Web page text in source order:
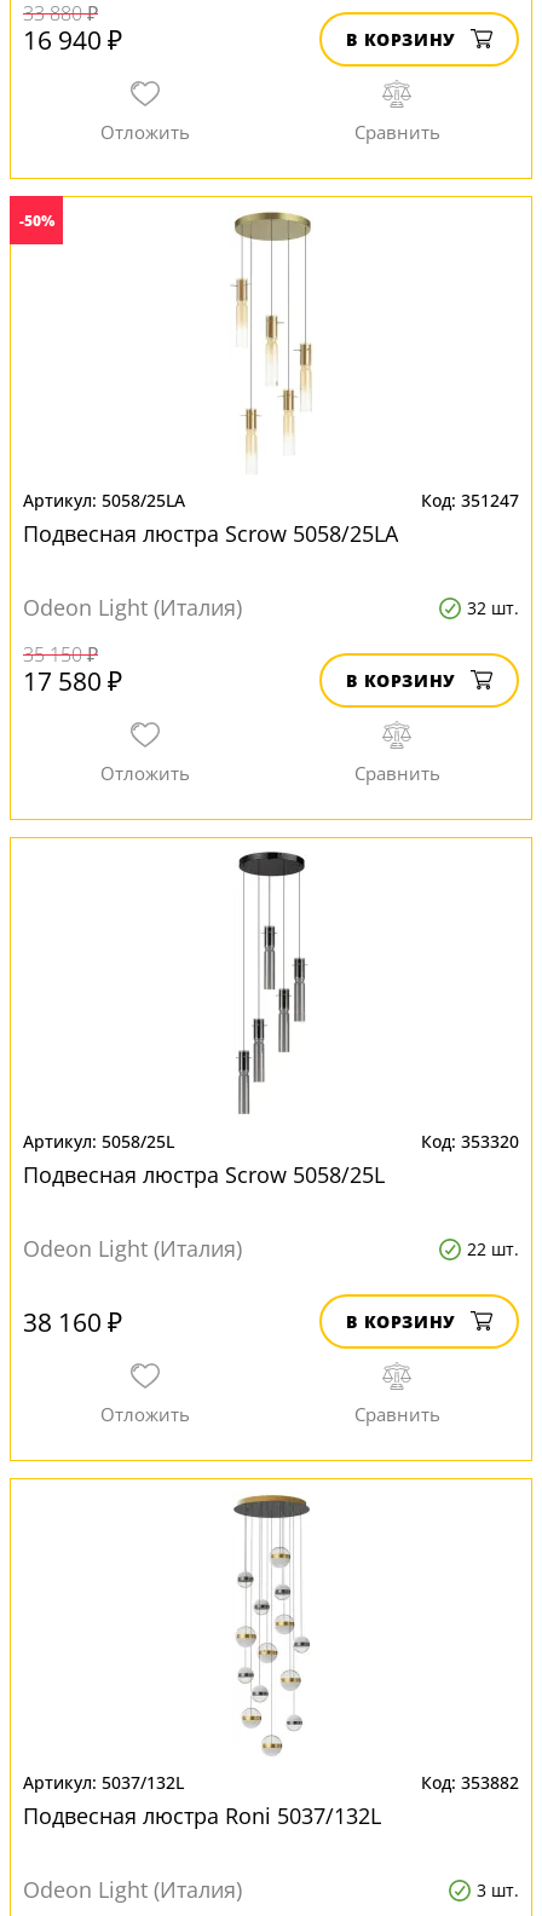
33 880 ₽
16 940 ₽ В КОРЗИНУ
-50%
5058/25LA 351247
Подвесная люстра Scrow 5058/25LA
Odeon Light (Италия) 32 шт.
35 150 ₽
17 580 ₽ В КОРЗИНУ
5058/25L 353320
Подвесная люстра Scrow 5058/25L
Odeon Light (Италия) 22 шт.
38 160 ₽ В КОРЗИНУ
5037/132L 353882
Подвесная люстра Roni 5037/132L
Odeon Light (Италия) 3 шт.